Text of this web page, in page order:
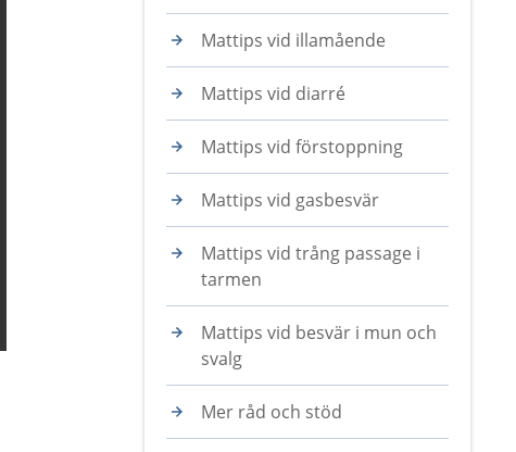
Mattips vid illamående
Mattips vid diarré
Mattips vid förstoppning
Mattips vid gasbesvär
Mattips vid trång passage i
tarmen
Mattips vid besvär i mun och
svalg
Mer råd och stöd